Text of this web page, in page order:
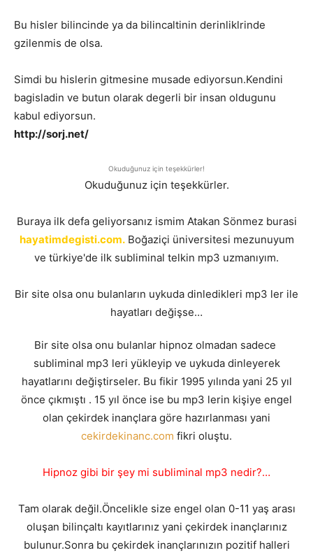
Bu hisler bilincinde ya da bilincaltinin derinliklrinde
gzilenmis de olsa.
Simdi bu hislerin gitmesine musade ediyorsun.Kendini
bagisladin ve butun olarak degerli bir insan oldugunu
kabul ediyorsun.
http://sorj.net/
Okuduğunuz için teşekkürler!
Okuduğunuz için teşekkürler.
Buraya ilk defa geliyorsanız ismim Atakan Sönmez burasi
hayatimdegisti.com.Boğaziçi üniversitesi mezunuyum
ve türkiye'de ilk subliminal telkin mp3 uzmanıyım.
Bir site olsa onu bulanların uykuda dinledikleri mp3 ler ile
hayatları değişse…
Bir site olsa onu bulanlar hipnoz olmadan sadece
subliminal mp3 leri yükleyip ve uykuda dinleyerek
hayatlarını değiştirseler. Bu fikir 1995 yılında yani 25 yıl
önce çıkmıştı . 15 yıl önce ise bu mp3 lerin kişiye engel
olan çekirdek inançlara göre hazırlanması yani
cekirdekinanc.com fikri oluştu.
Hipnoz gibi bir şey mi subliminal mp3 nedir?…
Tam olarak değil.Öncelikle size engel olan 0-11 yaş arası
oluşan bilinçaltı kayıtlarınız yani çekirdek inançlarınız
bulunur.Sonra bu çekirdek inançlarınızın pozitif halleri